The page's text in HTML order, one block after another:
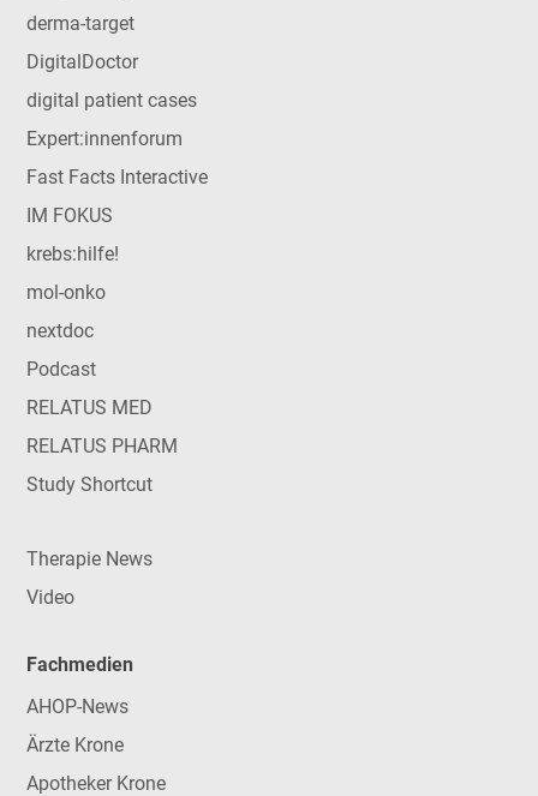
derma-target
DigitalDoctor
digital patient cases
Expert:innenforum
Fast Facts Interactive
IM FOKUS
krebs:hilfe!
mol-onko
nextdoc
Podcast
RELATUS MED
RELATUS PHARM
Study Shortcut
Therapie News
Video
Fachmedien
AHOP-News
Ärzte Krone
Apotheker Krone